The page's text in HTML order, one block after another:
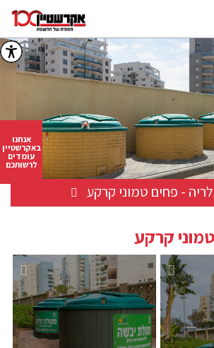
- פחים טמוני קרקע
קרקע
אנחנו
באקרשטיין
עומדים
לרשותכם